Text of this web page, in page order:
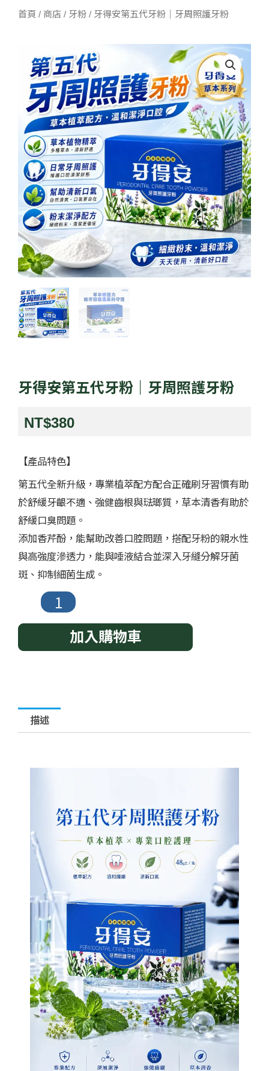
首頁 / 商店 / 牙粉 / 牙得安第五代牙粉｜牙周照護牙粉
牙得安第五代牙粉｜牙周照護牙粉
NT$380
【產品特色】
第五代全新升級，專業植萃配方配合正確刷牙習慣有助
於舒緩牙齦不適、強健齒根與琺瑯質，草本清香有助於
舒緩口臭問題。
添加香芹酚，能幫助改善口腔問題，搭配牙粉的親水性
與高強度滲透力，能與唾液結合並深入牙縫分解牙菌
斑、抑制細菌生成。
加入購物車
描述